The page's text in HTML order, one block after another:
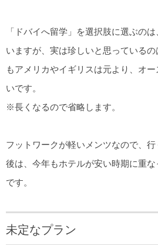
「ドバイへ留学」を選択肢に選ぶの
いますが、実は珍しいと思っている
もアメリカやイギリスは元より、オ
いです。
※長くなるので省略します。
フットワークが軽いメンツなので、行
後は、今年もホテルが安い時期に重
です。
未定なプラン